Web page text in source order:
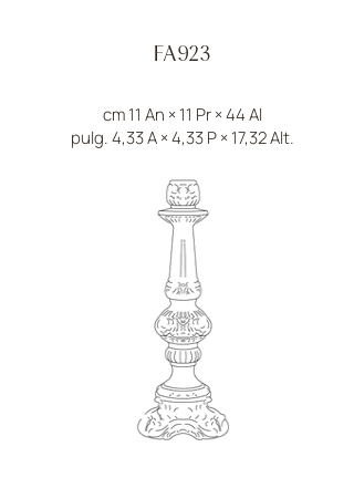
FA923
cm 11 An × 11 Pr × 44 Al
pulg. 4,33 A × 4,33 P × 17,32 Alt.